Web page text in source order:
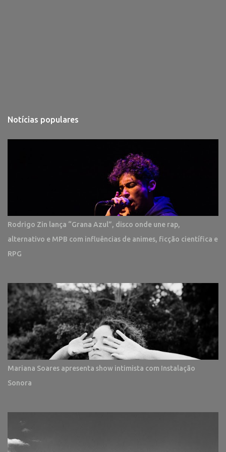
Notícias populares
Rodrigo Zin lança “Grana Azul”, disco onde une rap,
alternativo e MPB com influências de animes, ficção científica e
RPG
Mariana Soares apresenta show intimista com Instalação
Sonora